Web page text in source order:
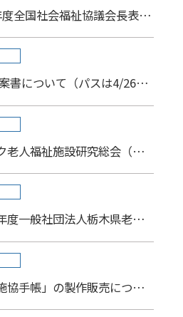
【社協より】令和6年度全国社会福祉協議会長表彰状及び感謝候補者について（6/14〆）
★令和６年度 総会議案書について（パスは4/26発送の議案決議書に記載）
第５９回関東ブロック老人福祉施設研究総会（長野大会）分科会発表者の募集について（4/25〆）
（受付終了）令和５年度一般社団法人栃木県老人福祉施設協議会表彰規程に基づく被表彰者等候補者の推薦について
２０２４年版「全老施協手帳」の製作販売について